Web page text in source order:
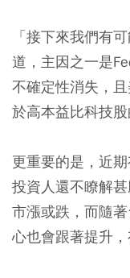
「接下來我們有
道，主因之一是
不確定性消失，
於高本益比科技股
更重要的是，近
投資人還不瞭解
市漲或跌，而隨
心也會跟著提升，